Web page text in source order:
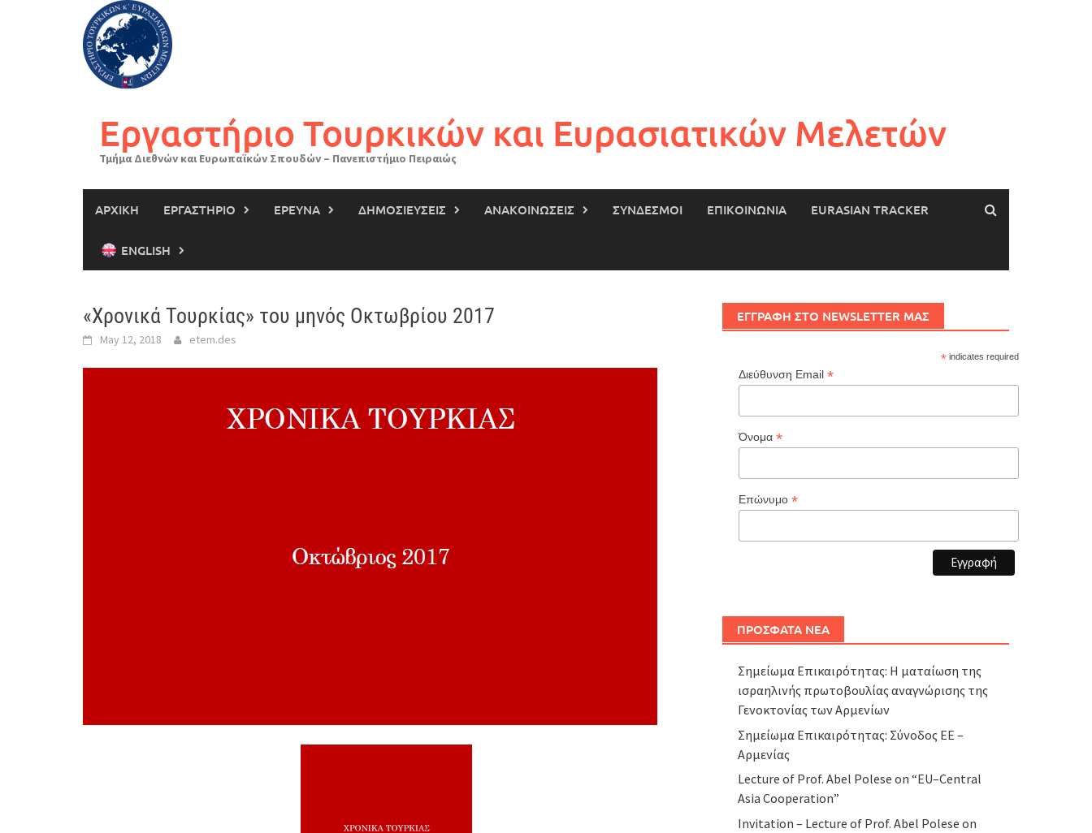
Εργαστήριο Τουρκικών και Ευρασιατικών Μελετών
Τμήμα Διεθνών και Ευρωπαϊκών Σπουδών – Πανεπιστήμιο Πειραιώς
ΑΡΧΙΚΗ ΕΡΓΑΣΤΗΡΙΟ ΕΡΕΥΝΑ ΔΗΜΟΣΙΕΥΣΕΙΣ ΑΝΑΚΟΙΝΩΣΕΙΣ ΣΥΝΔΕΣΜΟΙ ΕΠΙΚΟΙΝΩΝΙΑ EURASIAN TRACKER
ENGLISH
«Χρονικά Τουρκίας» του μηνός Οκτωβρίου 2017
May 12, 2018 etem.des
ΕΓΓΡΑΦΗ ΣΤΟ NEWSLETTER ΜΑΣ
* indicates required
Διεύθυνση Email *
Όνομα *
Επώνυμο *
ΠΡΟΣΦΑΤΑ ΝΕΑ
Σημείωμα Επικαιρότητας: Η ματαίωση της
ισραηλινής πρωτοβουλίας αναγνώρισης της
Γενοκτονίας των Αρμενίων
Σημείωμα Επικαιρότητας: Σύνοδος ΕΕ –
Αρμενίας
Lecture of Prof. Abel Polese on “EU–Central
Asia Cooperation”
Invitation – Lecture of Prof. Abel Polese on